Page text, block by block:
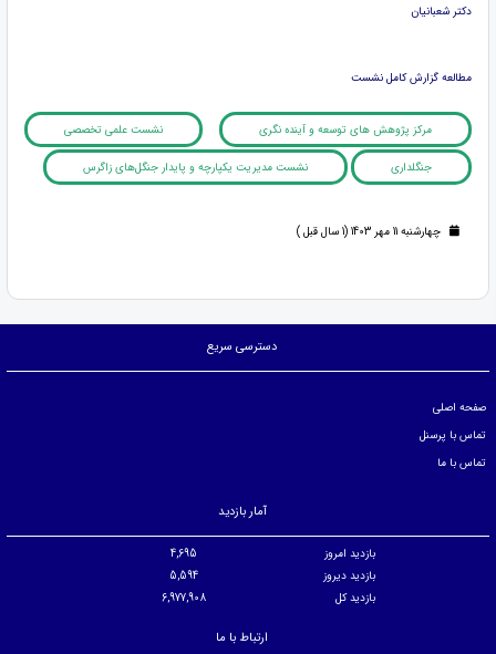
دکتر شعبانيان
مطالعه گزارش کامل نشست
مرکز پژوهش های توسعه و آینده نگری نشست علمی تخصصی
جنگلداری نشست مدیریت یکپارچه و پایدار جنگل‌های زاگرس
چهارشنبه 11 مهر 1403 (1 سال قبل )
دسترسی سریع
صفحه اصلی
تماس با پرسنل
تماس با ما
آمار بازدید
بازدید امروز
4,695
بازدید دیروز
5,594
بازدید کل
6,977,908
ارتباط با ما